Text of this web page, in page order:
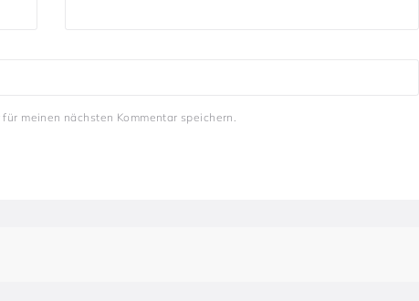
meinen nächsten Kommentar speichern.